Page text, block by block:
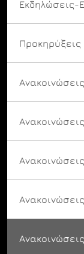
Εκδηλώσεις-
Προκηρύξεις